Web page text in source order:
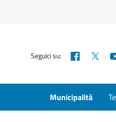
Seguici su:
Municipalità